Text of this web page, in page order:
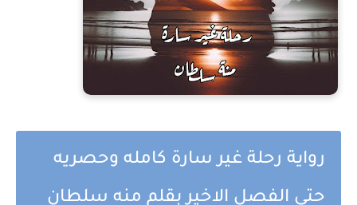
رواية رحلة غير سارة كامله وحصريه
حتى الفصل الاخير بقلم منه سلطان